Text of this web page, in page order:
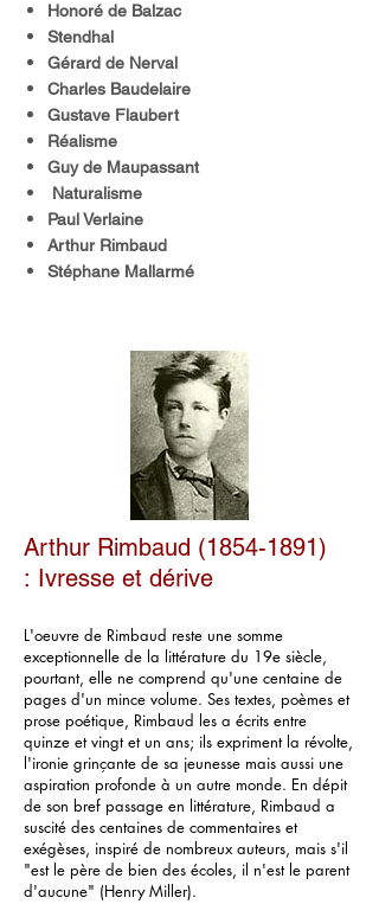
Honoré de Balzac
Stendhal
Gérard de Nerval
Charles Baudelaire
Gustave Flaubert
Réalisme
Guy de Maupassant
Naturalisme
Paul Verlaine
Arthur Rimbaud
Stéphane Mallarmé
Arthur Rimbaud (1854-1891)
: Ivresse et dérive
L'oeuvre de Rimbaud reste une somme
exceptionnelle de la littérature du 19e siècle,
pourtant, elle ne comprend qu'une centaine de
pages d'un mince volume. Ses textes, poèmes et
prose poétique, Rimbaud les a écrits entre
quinze et vingt et un ans; ils expriment la révolte,
l'ironie grinçante de sa jeunesse mais aussi une
aspiration profonde à un autre monde. En dépit
de son bref passage en littérature, Rimbaud a
suscité des centaines de commentaires et
exégèses, inspiré de nombreux auteurs, mais s'il
"est le père de bien des écoles, il n'est le parent
d'aucune" (Henry Miller).